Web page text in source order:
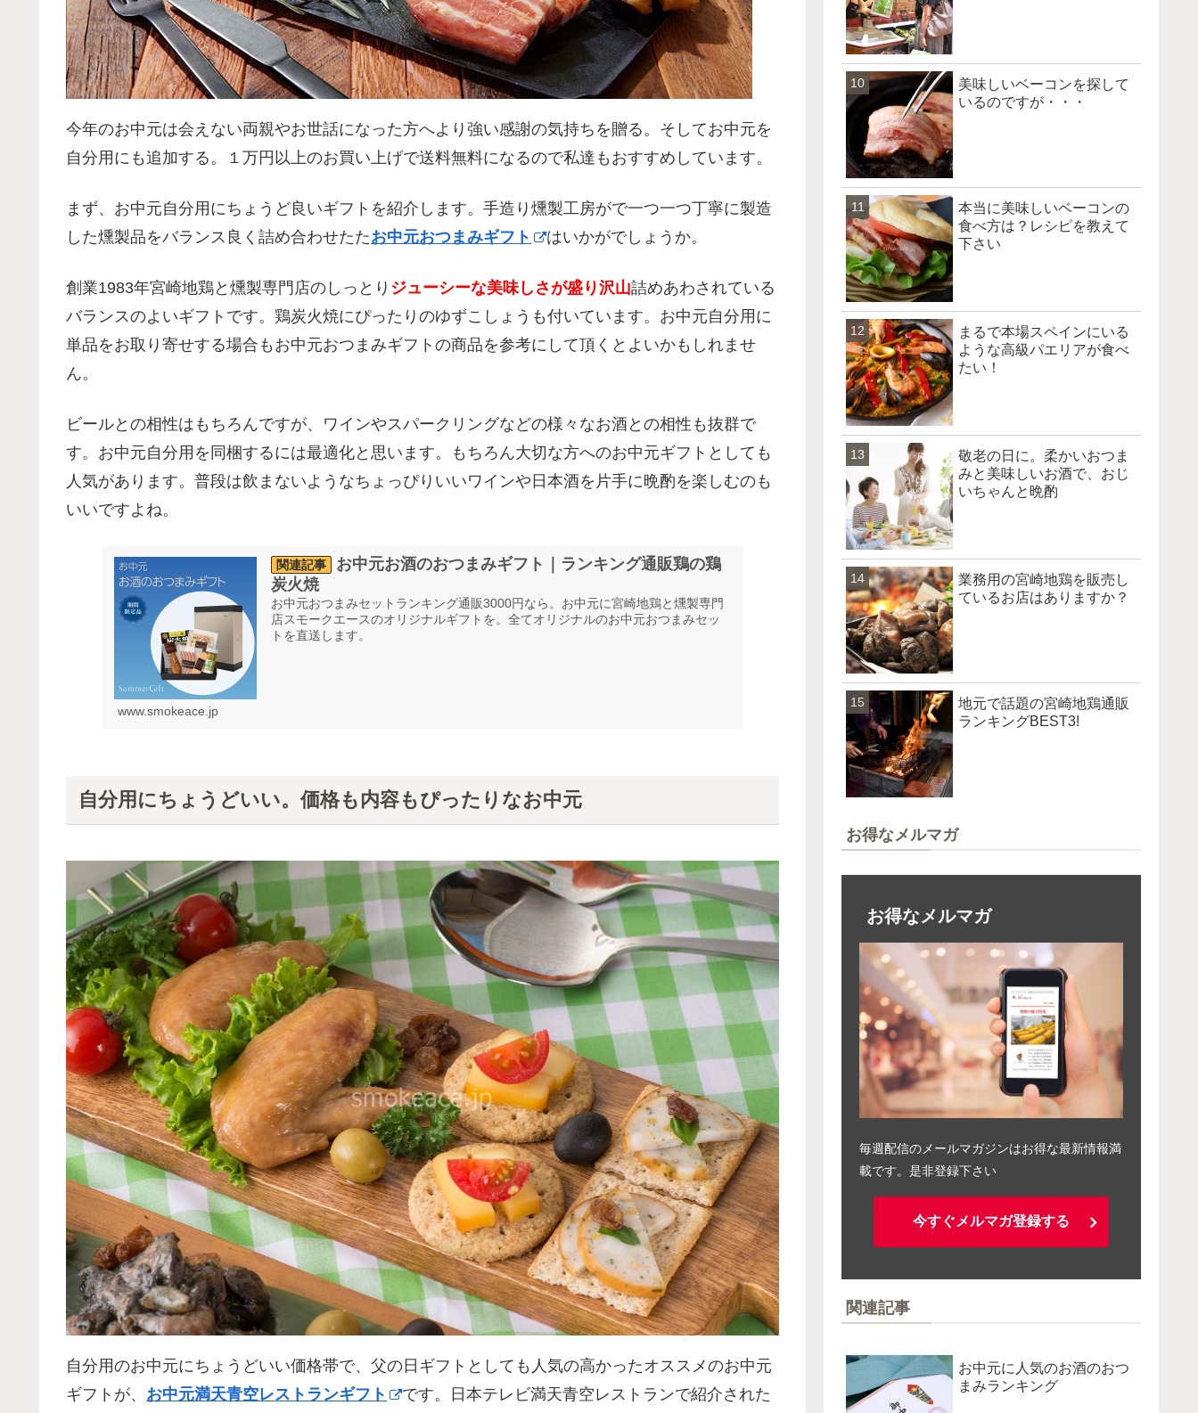
今年のお中元は会えない両親やお世話になった方へより強い感謝の気持ちを贈る。そしてお中元を
自分用にも追加する。１万円以上のお買い上げで送料無料になるので私達もおすすめしています。
まず、お中元自分用にちょうど良いギフトを紹介します。手造り燻製工房がで一つ一つ丁寧に製造
した燻製品をバランス良く詰め合わせたたお中元おつまみギフト はいかがでしょうか。
創業1983年宮崎地鶏と燻製専門店のしっとり ジューシーな美味しさが盛り沢山詰めあわされている
バランスのよいギフトです。鶏炭火焼にぴったりのゆずこしょうも付いています。お中元自分用に
単品をお取り寄せする場合もお中元おつまみギフトの商品を参考にして頂くとよいかもしれませ
ん。
ビールとの相性はもちろんですが、ワインやスパークリングなどの様々なお酒との相性も抜群で
す。お中元自分用を同梱するには最適化と思います。もちろん大切な方へのお中元ギフトとしても
人気があります。普段は飲まないようなちょっぴりいいワインや日本酒を片手に晩酌を楽しむのも
いいですよね。
お中元お酒のおつまみギフト｜ランキング通販鶏の鶏
炭火焼
お中元おつまみセットランキング通販3000円なら。お中元に宮崎地鶏と燻製専門
店スモークエースのオリジナルギフトを。全てオリジナルのお中元おつまみセッ
トを直送します。
www.smokeace.jp
自分用にちょうどいい。価格も内容もぴったりなお中元
自分用のお中元にちょうどいい価格帯で、父の日ギフトとしても人気の高かったオススメのお中元
ギフトが、 お中元満天青空レストランギフト です。日本テレビ満天青空レストランで紹介された
美味しいベーコンを探して
いるのですが・・・
本当に美味しいベーコンの
食べ方は？レシピを教えて
下さい
まるで本場スペインにいる
ような高級パエリアが食べ
たい！
敬老の日に。柔かいおつま
みと美味しいお酒で、おじ
いちゃんと晩酌
業務用の宮崎地鶏を販売し
ているお店はありますか？
地元で話題の宮崎地鶏通販
ランキングBEST3!
お得なメルマガ
お得なメルマガ
毎週配信のメールマガジンはお得な最新情報満
載です。是非登録下さい
今すぐメルマガ登録する
関連記事
お中元に人気のお酒のおつ
まみランキング